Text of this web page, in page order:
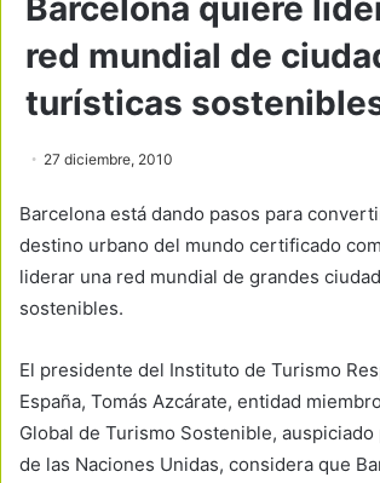
Barcelona quiere
red mundial de
turísticas
27 diciembre, 2010
Barcelona está dando pasos para
destino urbano del mundo certificado
liderar una red mundial de grandes
sostenibles.
El presidente del Instituto de Turismo
España, Tomás Azcárate, entidad
Global de Turismo Sostenible, auspiciado
de las Naciones Unidas, considera que